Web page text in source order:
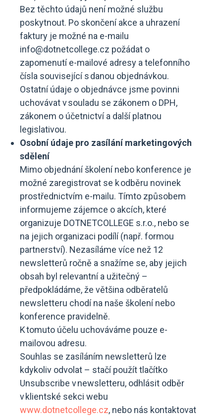
Bez těchto údajů není možné službu
poskytnout. Po skončení akce a uhrazení
faktury je možné na e-mailu
info@dotnetcollege.cz požádat o
zapomenutí e-mailové adresy a telefonního
čísla související s danou objednávkou.
Ostatní údaje o objednávce jsme povinni
uchovávat v souladu se zákonem o DPH,
zákonem o účetnictví a další platnou
legislativou.
Osobní údaje pro zasílání marketingových
sdělení
Mimo objednání školení nebo konference je
možné zaregistrovat se k odběru novinek
prostřednictvím e-mailu. Tímto způsobem
informujeme zájemce o akcích, které
organizuje DOTNETCOLLEGE s.r.o., nebo se
na jejich organizaci podílí (např. formou
partnerství). Nezasíláme více než 12
newsletterů ročně a snažíme se, aby jejich
obsah byl relevantní a užitečný –
předpokládáme, že většina odběratelů
newsletteru chodí na naše školení nebo
konference pravidelně.
K tomuto účelu uchováváme pouze e-
mailovou adresu.
Souhlas se zasíláním newsletterů lze
kdykoliv odvolat – stačí použít tlačítko
Unsubscribe v newsletteru, odhlásit odběr
v klientské sekci webu
www.dotnetcollege.cz, nebo nás kontaktovat